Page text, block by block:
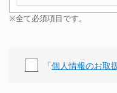
※全て必須項目です。
「個人情報のお取